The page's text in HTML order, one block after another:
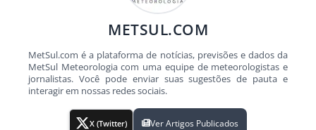
METSUL.COM
MetSul.com é a plataforma de notícias, previsões e dados da
MetSul Meteorologia com uma equipe de meteorologistas e
jornalistas. Você pode enviar suas sugestões de pauta e
interagir em nossas redes sociais.
X (Twitter) Ver Artigos Publicados